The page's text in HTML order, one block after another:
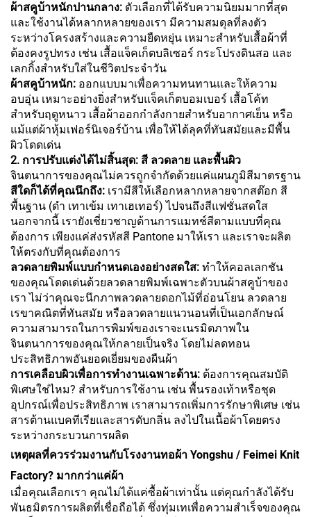
ผ้าสคูบ้าหนักปานกลาง: ตัวเลือกที่ได้รับความนิยมมากที่สุด
และใช้งานได้หลากหลายของเรา มีความสมดุลที่ลงตัว
ระหว่างโครงสร้างและความยืดหยุ่น เหมาะสำหรับเสื้อผ้าที่
ต้องคงรูปทรง เช่น เสื้อแจ็คเก็ตบลิเซอร์ กระโปรงดินสอ และ
เลกกิ้งสำหรับใส่ในชีวิตประจำวัน
ผ้าสคูบ้าหนัก: ออกแบบมาเพื่อความทนทานและให้ความ
อบอุ่น เหมาะอย่างยิ่งสำหรับแจ็คเก็ตบอมเบอร์ เสื้อโค้ท
สำหรับฤดูหนาว เสื้อผ้าออกกำลังกายสำหรับอากาศเย็น หรือ
แม้แต่ผ้าหุ้มเฟอร์นิเจอร์บ้าน เพื่อให้ได้ลุคที่ทันสมัยและมีพื้น
ผิวโดดเด่น
2. การปรับแต่งได้ไม่สิ้นสุด: สี ลวดลาย และพื้นผิว
จินตนาการของคุณไม่ควรถูกจำกัดด้วยแค่แผนภูมิสีมาตรฐาน
สีใดก็ได้ที่คุณนึกถึง: เรามีสีให้เลือกหลากหลายจากสต๊อก สี
พื้นฐาน (ดำ เทาเข้ม เทาเฮเทอร์) ไปจนถึงสีแฟชั่นสดใส
นอกจากนี้ เรายังเชี่ยวชาญด้านการแมทช์สีตามแบบที่คุณ
ต้องการ เพียงแค่ส่งรหัสสี Pantone มาให้เรา และเราจะผลิต
ให้ตรงกับที่คุณต้องการ
ลวดลายพิมพ์แบบกำหนดเองอย่างสดใส: ทำให้คอลเลกชัน
ของคุณโดดเด่นด้วยลวดลายพิมพ์เฉพาะตัวบนผ้าสคูบ้าของ
เรา ไม่ว่าคุณจะนึกภาพลวดลายดอกไม้ที่อ่อนโยน ลวดลาย
เรขาคณิตที่ทันสมัย หรือลวดลายแนวนอนที่เป็นเอกลักษณ์
ความสามารถในการพิมพ์ของเราจะเนรมิตภาพใน
จินตนาการของคุณให้กลายเป็นจริง โดยไม่ลดทอน
ประสิทธิภาพอันยอดเยี่ยมของผืนผ้า
การเคลือบผิวเพื่อการทำงานเฉพาะด้าน: ต้องการคุณสมบัติ
พิเศษใช่ไหม? สำหรับการใช้งาน เช่น พื้นรองเท้าหรือชุด
อุปกรณ์เพื่อประสิทธิภาพ เราสามารถเพิ่มการรักษาพิเศษ เช่น
สารต้านแบคทีเรียและสารดับกลิ่น ลงไปในเนื้อผ้าโดยตรง
ระหว่างกระบวนการผลิต
เหตุผลที่ควรร่วมงานกับโรงงานทอผ้า Yongshu / Feimei Knit
Factory? มากกว่าแค่ผ้า
เมื่อคุณเลือกเรา คุณไม่ได้แค่ซื้อผ้าเท่านั้น แต่คุณกำลังได้รับ
พันธมิตรการผลิตที่เชื่อถือได้ ซึ่งทุ่มเทเพื่อความสำเร็จของคุณ